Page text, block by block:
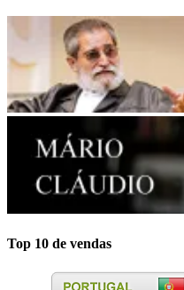
Top 10 de vendas